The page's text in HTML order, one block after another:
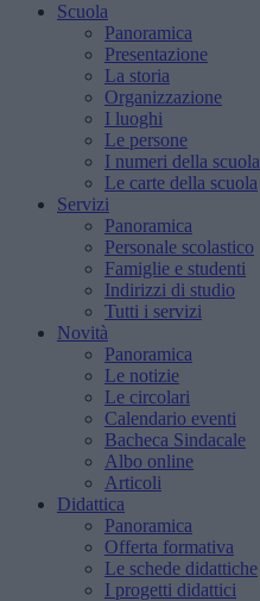
Scuola
Panoramica
Presentazione
La storia
Organizzazione
I luoghi
Le persone
I numeri della scuola
Le carte della scuola
Servizi
Panoramica
Personale scolastico
Famiglie e studenti
Indirizzi di studio
Tutti i servizi
Novità
Panoramica
Le notizie
Le circolari
Calendario eventi
Bacheca Sindacale
Albo online
Articoli
Didattica
Panoramica
Offerta formativa
Le schede didattiche
I progetti didattici